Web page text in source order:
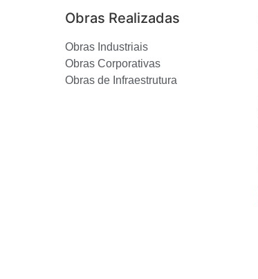
Obras Realizadas
Obras Industriais
Obras Corporativas
Obras de Infraestrutura